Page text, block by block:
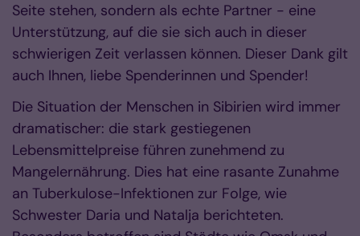
Seite stehen, sondern als echte Partner - eine
Unterstützung, auf die sie sich auch in dieser
schwierigen Zeit verlassen können. Dieser Dank gilt
auch Ihnen, liebe Spenderinnen und Spender!
Die Situation der Menschen in Sibirien wird immer
dramatischer: die stark gestiegenen
Lebensmittelpreise führen zunehmend zu
Mangelernährung. Dies hat eine rasante Zunahme
an Tuberkulose-Infektionen zur Folge, wie
Schwester Daria und Natalja berichteten.